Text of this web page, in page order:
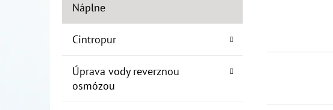
Náplne
Cintropur
Úprava vody reverznou
osmózou